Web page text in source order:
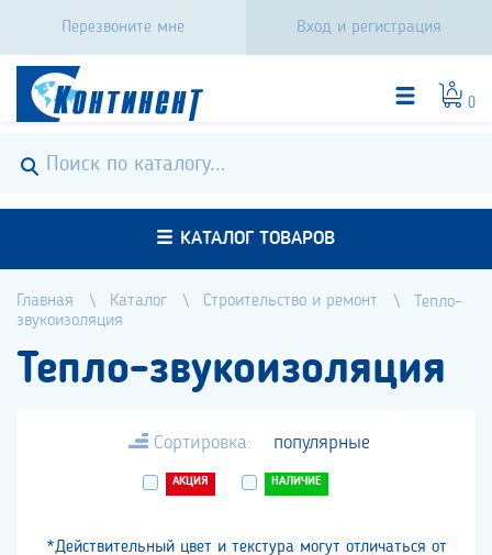
Перезвоните мне Вход и регистрация
0
КАТАЛОГ ТОВАРОВ
Главная Каталог Строительство и ремонт
Тепло-
звукоизоляция
Тепло-звукоизоляция
Сортировка: популярные
АКЦИЯ НАЛИЧИЕ
*Действительный цвет и текстура могут отличаться от